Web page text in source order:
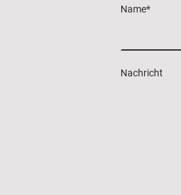
Name*
Nachricht